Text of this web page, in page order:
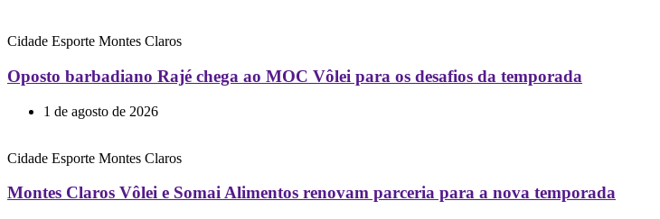
Cidade Esporte Montes Claros
Oposto barbadiano Rajé chega ao MOC Vôlei para os desafios da temporada
1 de agosto de 2026
Cidade Esporte Montes Claros
Montes Claros Vôlei e Somai Alimentos renovam parceria para a nova temporada